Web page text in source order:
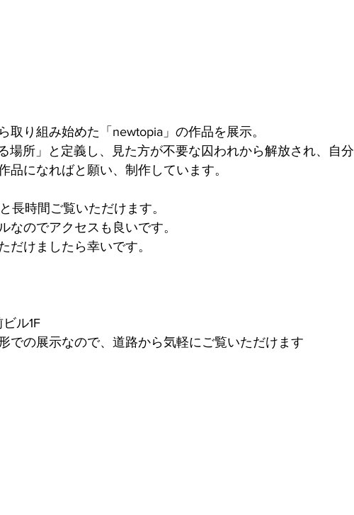
取り組み始めた「newtopia」の作品を展示。
場所」と定義し、見た方が不要な囚われから解放され、自分
品になればと願い、制作しています。
長時間ご覧いただけます。
なのでアクセスも良いです。
だけましたら幸いです。
ル1F
での展示なので、道路から気軽にご覧いただけます